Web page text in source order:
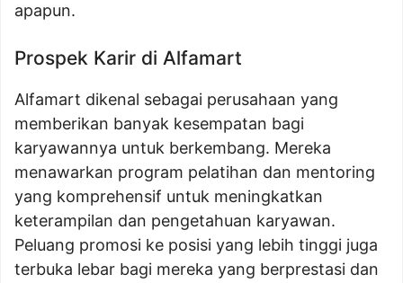
apapun.
Prospek Karir di Alfamart
Alfamart dikenal sebagai perusahaan yang
memberikan banyak kesempatan bagi
karyawannya untuk berkembang. Mereka
menawarkan program pelatihan dan mentoring
yang komprehensif untuk meningkatkan
keterampilan dan pengetahuan karyawan.
Peluang promosi ke posisi yang lebih tinggi juga
terbuka lebar bagi mereka yang berprestasi dan